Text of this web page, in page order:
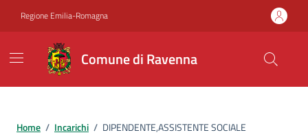
Regione Emilia-Romagna
Comune di Ravenna
Home / Incarichi / DIPENDENTE,ASSISTENTE SOCIALE